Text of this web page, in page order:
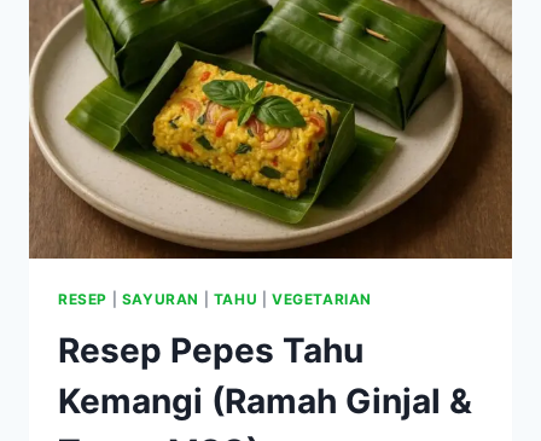
RESEP SAYURAN TAHU VEGETARIAN
Resep Pepes Tahu
Kemangi (Ramah Ginjal &